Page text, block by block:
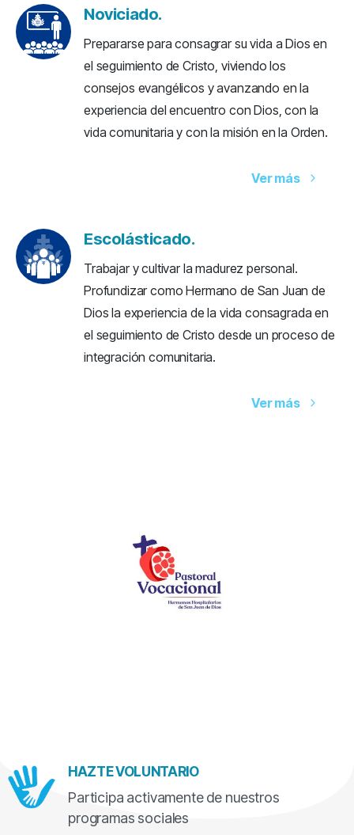
Noviciado.
Prepararse para consagrar su vida a Dios en
el seguimiento de Cristo, viviendo los
consejos evangélicos y avanzando en la
experiencia del encuentro con Dios, con la
vida comunitaria y con la misión en la Orden.
Ver más
Escolásticado.
Trabajar y cultivar la madurez personal.
Profundizar como Hermano de San Juan de
Dios la experiencia de la vida consagrada en
el seguimiento de Cristo desde un proceso de
integración comunitaria.
Ver más
HAZTE VOLUNTARIO
Participa activamente de nuestros
programas sociales